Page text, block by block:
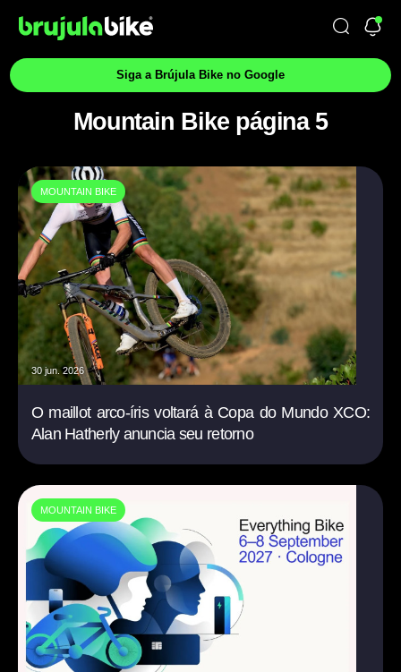
Siga a Brújula Bike no Google
Mountain Bike página 5
MOUNTAIN BIKE
30 jun. 2026
O maillot arco-íris voltará à Copa do Mundo XCO:
Alan Hatherly anuncia seu retorno
MOUNTAIN BIKE